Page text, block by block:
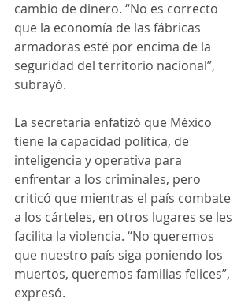
cambio de dinero. “No es correcto
que la economía de las fábricas
armadoras esté por encima de la
seguridad del territorio nacional”,
subrayó.
La secretaria enfatizó que México
tiene la capacidad política, de
inteligencia y operativa para
enfrentar a los criminales, pero
criticó que mientras el país combate
a los cárteles, en otros lugares se les
facilita la violencia. “No queremos
que nuestro país siga poniendo los
muertos, queremos familias felices”,
expresó.